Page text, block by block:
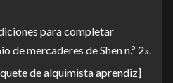
para completar
de mercaderes de Shen n.º 2».
de alquimista aprendiz]